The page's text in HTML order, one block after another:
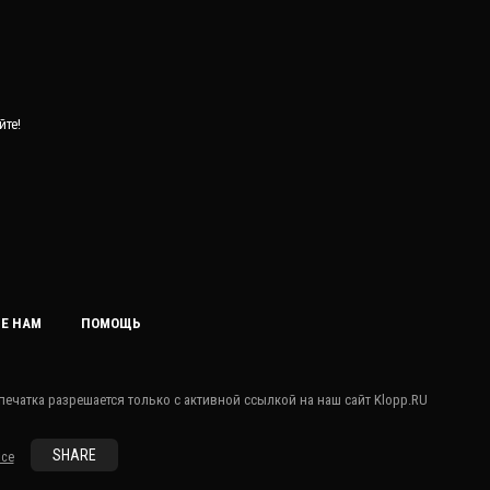
НАМ ПОМОЩЬ
разрешается только с активной ссылкой на наш сайт Klopp.RU
SHARE
PINTEREST